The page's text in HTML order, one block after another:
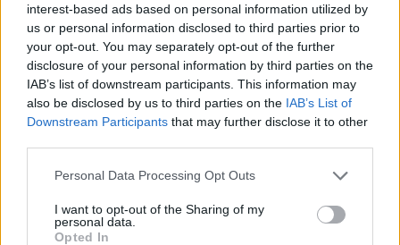
interest-based ads based on personal information utilized by
us or personal information disclosed to third parties prior to
your opt-out. You may separately opt-out of the further
disclosure of your personal information by third parties on the
IAB’s list of downstream participants. This information may
also be disclosed by us to third parties on the IAB’s List of
Downstream Participants that may further disclose it to other
Personal Data Processing Opt Outs
I want to opt-out of the Sharing of my
personal data.
Opted In